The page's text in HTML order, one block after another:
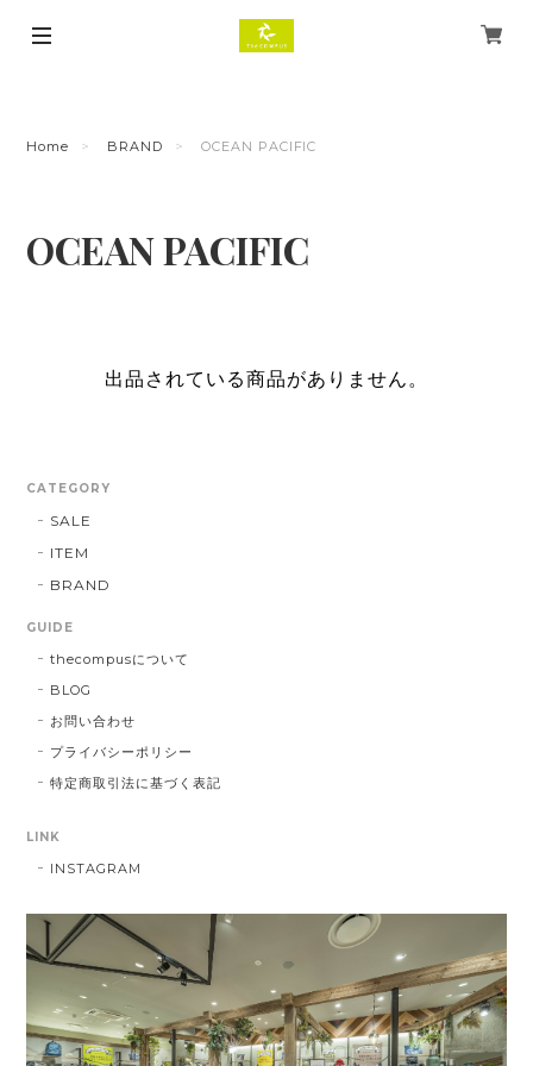
Home BRAND OCEAN PACIFIC
OCEAN PACIFIC
出品されている商品がありません。
CATEGORY
SALE
ITEM
BRAND
GUIDE
thecompusについて
BLOG
お問い合わせ
プライバシーポリシー
特定商取引法に基づく表記
LINK
INSTAGRAM